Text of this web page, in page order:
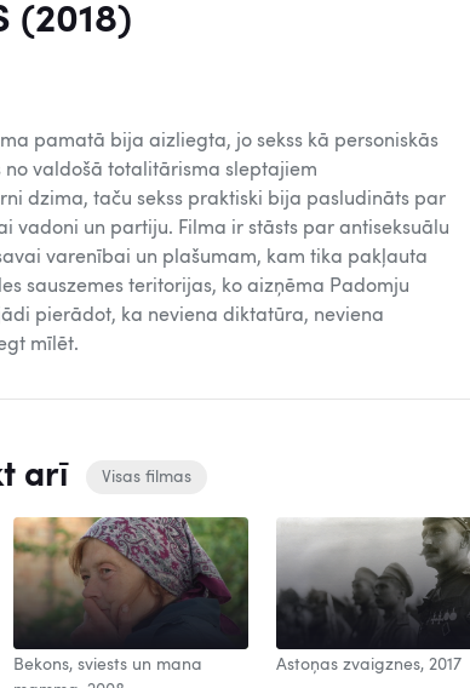
(2018)
pamatā bija aizliegta, jo sekss kā personiskās
valdošā totalitārisma sleptajiem
dzima, taču sekss praktiski bija pasludināts par
vadoni un partiju. Filma ir stāsts par antiseksuālu
varenībai un plašumam, kam tika pakļauta
sauszemes teritorijas, ko aizņēma Padomju
pierādot, ka neviena diktatūra, neviena
mīlēt.
arī Visas filmas
Bekons, sviests un mana
Astoņas zvaigznes, 2017